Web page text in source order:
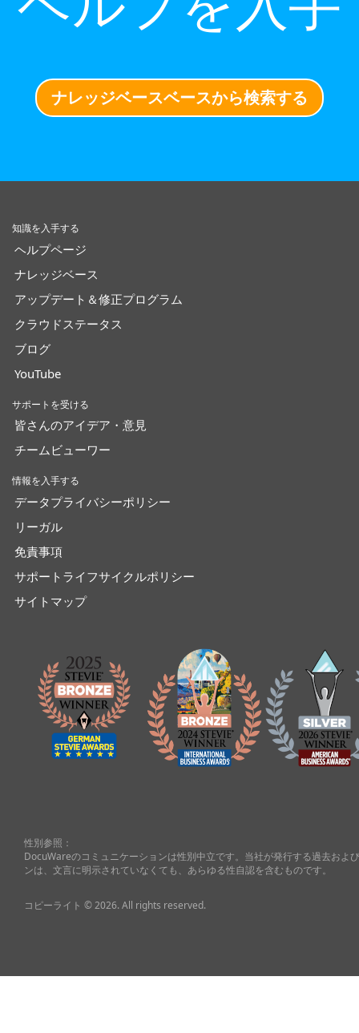
ナレッジベースベースから検索する
知識を入手する
ヘルプページ
ナレッジベース
アップデート＆修正プログラム
クラウドステータス
ブログ
YouTube
サポートを受ける
皆さんのアイデア・意見
チームビューワー
情報を入手する
データプライバシーポリシー
リーガル
免責事項
サポートライフサイクルポリシー
サイトマップ
性別参照：
DocuWareのコミュニケーションは性別中立です。当社が発行する過去およ
ンは、文言に明示されていなくても、あらゆる性自認を含むものです。
コピーライト © 2026. All rights reserved.